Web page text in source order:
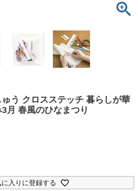
ゅう クロスステッチ 暮らしが華
月 春風のひなまつり
に入りに登録する